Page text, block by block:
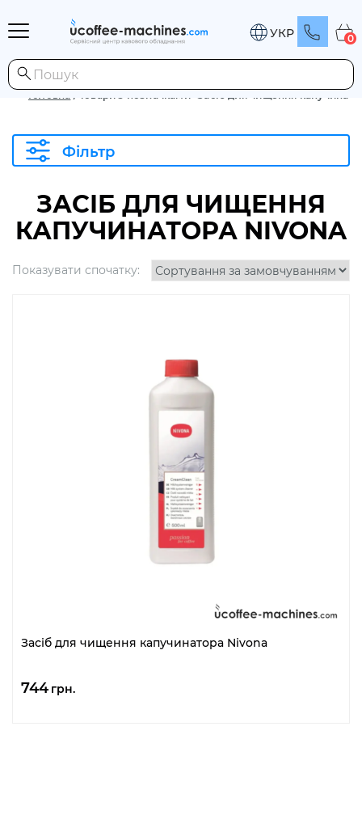
УКР 0
Головна / Товари з позначками “Засіб для чищення
Фільтр
ЗАСІБ ДЛЯ ЧИЩЕННЯ
КАПУЧИНАТОРА NIVONA
Показувати спочатку:
Засіб для чищення капучинатора Nivona
744 грн.